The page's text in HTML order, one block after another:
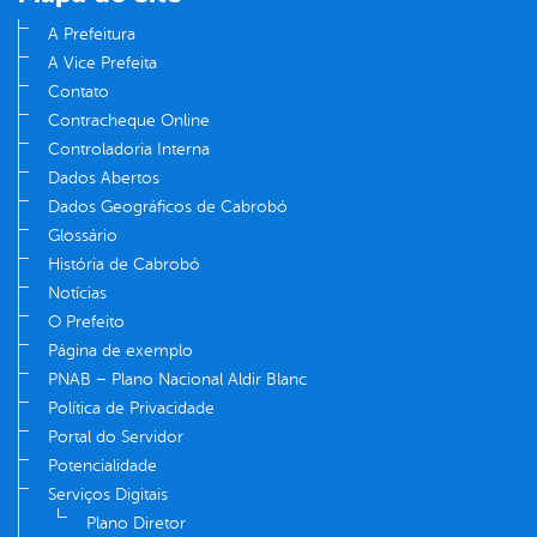
A Prefeitura
A Vice Prefeita
Contato
Contracheque Online
Controladoria Interna
Dados Abertos
Dados Geográficos de Cabrobó
Glossário
História de Cabrobó
Notícias
O Prefeito
Página de exemplo
PNAB – Plano Nacional Aldir Blanc
Política de Privacidade
Portal do Servidor
Potencialidade
Serviços Digitais
Plano Diretor